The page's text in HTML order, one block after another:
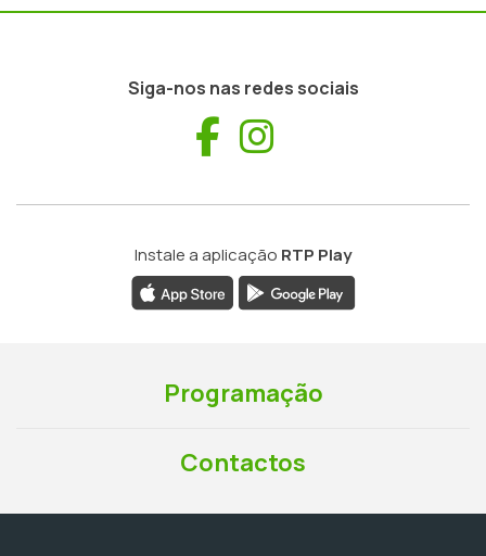
Siga-nos nas redes sociais
Facebook
Instale a aplicação RTP Play
Programação
Contactos